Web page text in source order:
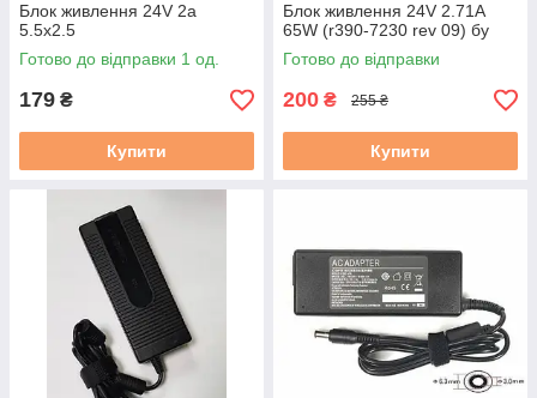
Блок живлення 24V 2a
5.5x2.5
Готово до відправки 1 од.
179 ₴
Купити
Блок живлення 24V 2.71A
65W (r390-7230 rev 09) бу
Готово до відправки
200 ₴ 255 ₴
Купити